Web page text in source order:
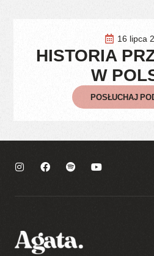
16 lipca
HISTORIA
W
POSŁUCHAJ